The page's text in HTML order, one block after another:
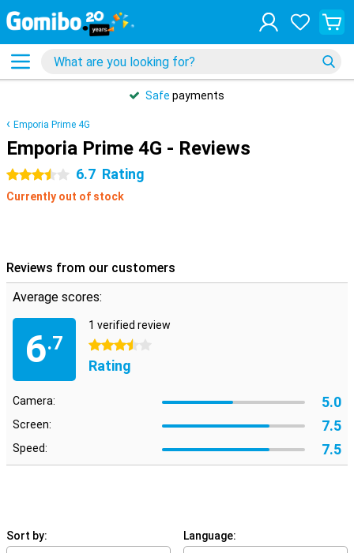
Safe payments
Emporia Prime 4G
Emporia Prime 4G - Reviews
3.5 stars 6.7 Rating
Currently out of stock
Reviews from our customers
Average scores:
6.7
1 verified review
3.5 stars
Rating
Camera: 5.0
Screen: 7.5
Speed: 7.5
Sort by: Language: